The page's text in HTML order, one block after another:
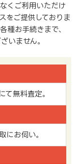
くご利用いただけ
をご提供しておりま
種お手続きまで、
いません。
て無料査定。
にお伺い。